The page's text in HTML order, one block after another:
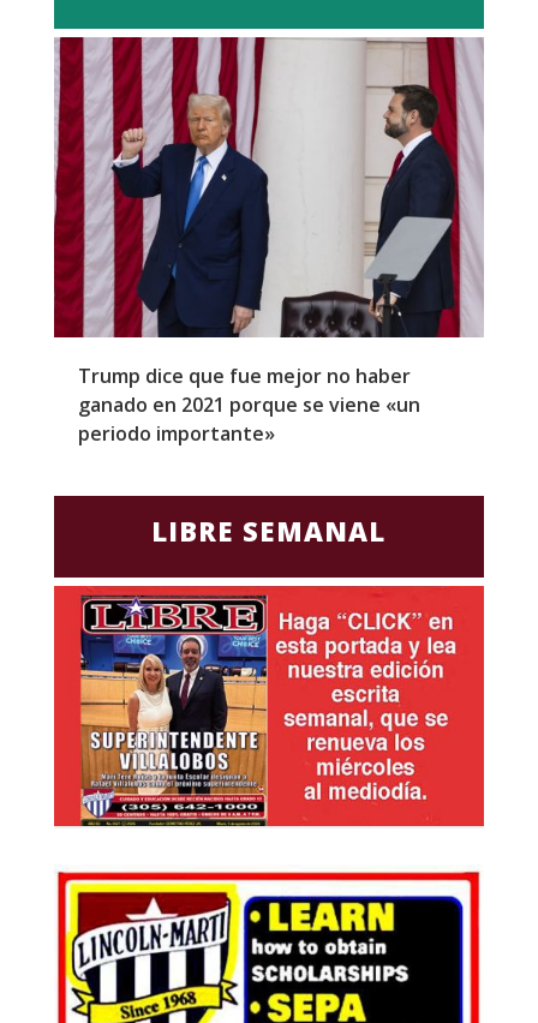
Trump dice que fue mejor no haber
ganado en 2021 porque se viene «un
periodo importante»
LIBRE SEMANAL